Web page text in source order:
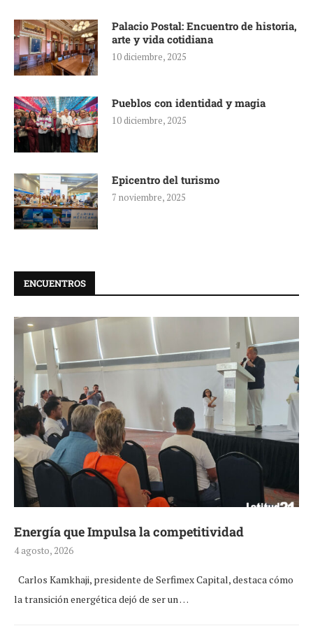
Palacio Postal: Encuentro de historia,
arte y vida cotidiana
10 diciembre, 2025
Pueblos con identidad y magia
10 diciembre, 2025
Epicentro del turismo
7 noviembre, 2025
ENCUENTROS
Energía que Impulsa la competitividad
4 agosto, 2026
Carlos Kamkhaji, presidente de Serfimex Capital, destaca cómo
la transición energética dejó de ser un …